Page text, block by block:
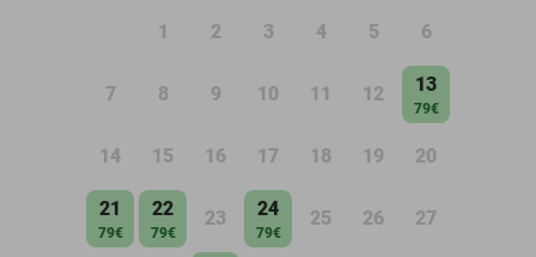
1 2 3 4 5 6
7 8 9 10 11 12 13
79€
14 15 16 17 18 19 20
21
79€
22
79€
23 24
79€
25 26 27